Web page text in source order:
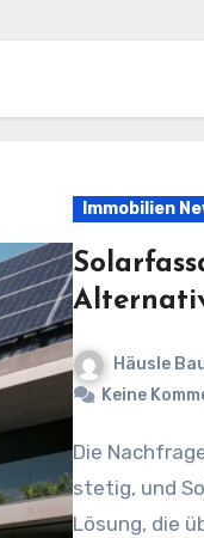
Immobilien
Häusle
Keine
Die Nachfrage nach erneuerbaren Energien wächst
stetig, und
Lösung, die